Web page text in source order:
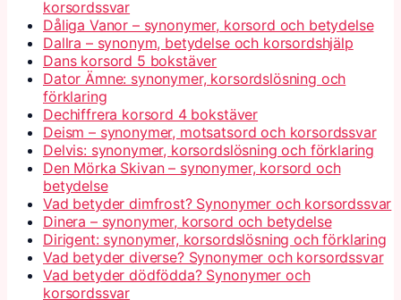
korsordssvar
Dåliga Vanor – synonymer, korsord och betydelse
Dallra – synonym, betydelse och korsordshjälp
Dans korsord 5 bokstäver
Dator Ämne: synonymer, korsordslösning och
förklaring
Dechiffrera korsord 4 bokstäver
Deism – synonymer, motsatsord och korsordssvar
Delvis: synonymer, korsordslösning och förklaring
Den Mörka Skivan – synonymer, korsord och
betydelse
Vad betyder dimfrost? Synonymer och korsordssvar
Dinera – synonymer, korsord och betydelse
Dirigent: synonymer, korsordslösning och förklaring
Vad betyder diverse? Synonymer och korsordssvar
Vad betyder dödfödda? Synonymer och
korsordssvar